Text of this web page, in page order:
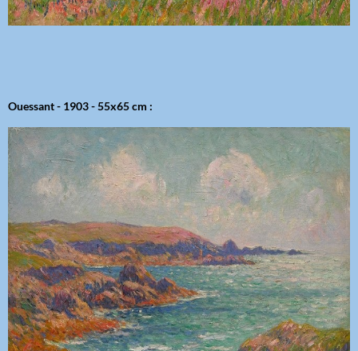
Ouessant - 1903 - 55x65 cm :